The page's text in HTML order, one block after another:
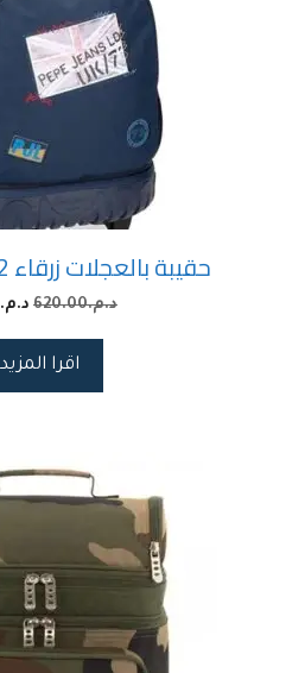
حقيبة بالعجلات زرقاء 2 PEPE JEANS
د.م.620.00 د.م.
اقرا المزيد